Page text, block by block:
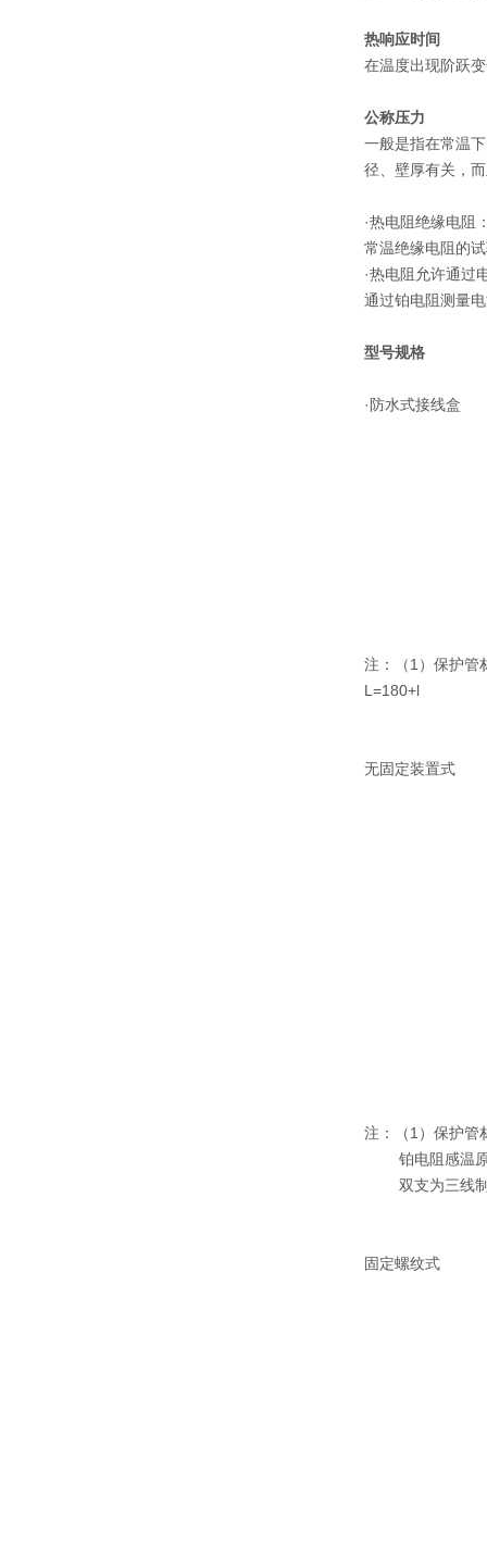
热响应时间
在温度出现阶跃
公称压力
一般是指在常温
径、壁厚有关，
·热电阻绝缘电阻
常温绝缘电阻的
·热电阻允许通过
通过铂电阻测量
型号规格
·防水式接线盒
注：（1）保护管
L=180+l
无固定装置式
注：（1）保护管
铂电阻感温原
双支为三线制
固定螺纹式